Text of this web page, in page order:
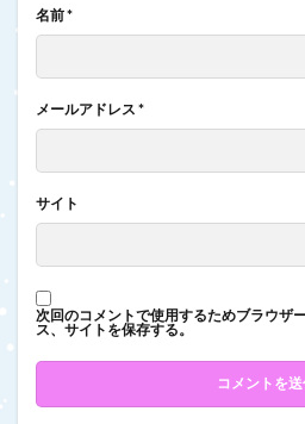
名前*
メールアドレス *
サイト
次回のコメントで使用するためブラウザ
ス、サイトを保存する。